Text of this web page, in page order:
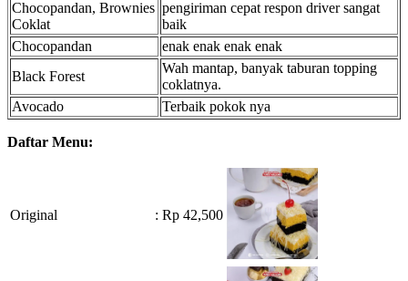
Chocopandan, Brownies
Coklat
pengiriman cepat respon driver sangat
baik
Chocopandan
enak enak enak enak
Black Forest
Wah mantap, banyak taburan topping
coklatnya.
Avocado
Terbaik pokok nya
Daftar Menu:
Original : Rp 42,500